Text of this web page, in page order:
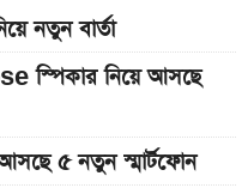
নতুন বার্তা
স্পিকার নিয়ে আসছে
৫ নতুন স্মার্টফোন